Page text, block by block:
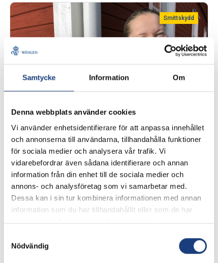
Samtycke Information Om
Denna webbplats använder cookies
Vi använder enhetsidentifierare för att anpassa innehållet
och annonserna till användarna, tillhandahålla funktioner
för sociala medier och analysera vår trafik. Vi
vidarebefordrar även sådana identifierare och annan
information från din enhet till de sociala medier och
annons- och analysföretag som vi samarbetar med.
Dessa kan i sin tur kombinera informationen med annan
information som du har tillhandahållit eller som de har
samlat in när du har använt deras tjänster.
Nödvändig
Smittskydd
22 mars 2019
Agneta Sandberg utbildar i
djurskyddsfrågor
utbildar i djurvälfärd och djurskydd, men lyfter också